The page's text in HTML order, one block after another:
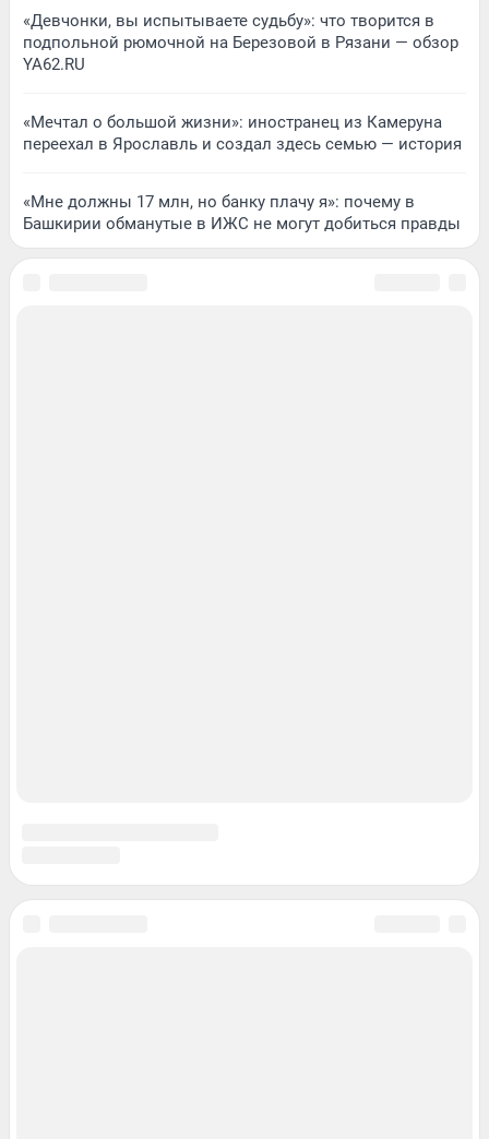
«Девчонки, вы испытываете судьбу»: что творится в
подпольной рюмочной на Березовой в Рязани — обзор
YA62.RU
«Мечтал о большой жизни»: иностранец из Камеруна
переехал в Ярославль и создал здесь семью — история
«Мне должны 17 млн, но банку плачу я»: почему в
Башкирии обманутые в ИЖС не могут добиться правды